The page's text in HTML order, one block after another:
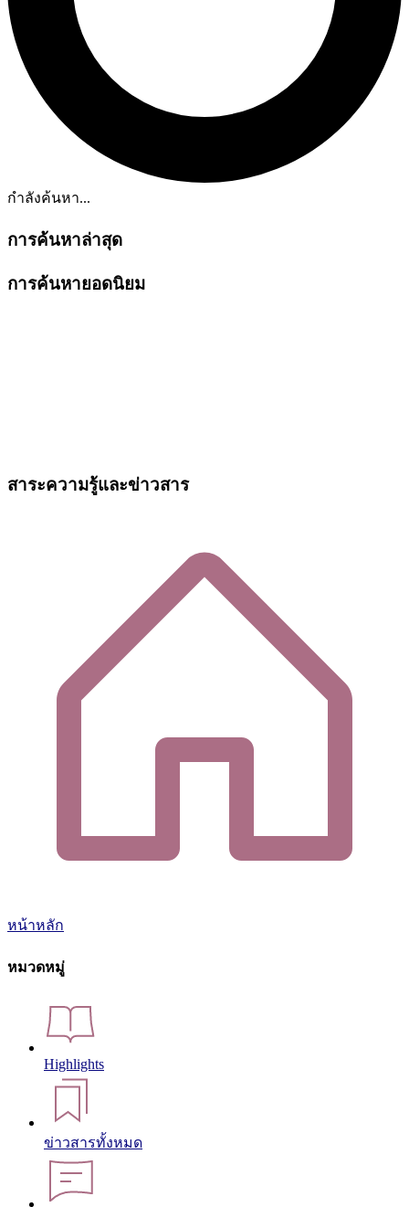
กำลังค้นหา...
การค้นหาล่าสุด
การค้นหายอดนิยม
สาระความรู้และข่าวสาร
หน้าหลัก
หมวดหมู่
Highlights
ข่าวสารทั้งหมด